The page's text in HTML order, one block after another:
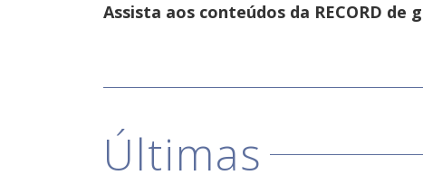
Assista aos conteúdos da RECORD de
Últimas